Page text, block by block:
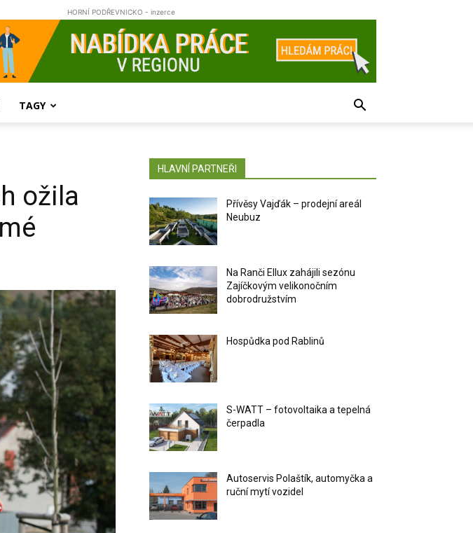
HORNÍ PODŘEVNICKO - inzerce
TAGY
ožila
HLAVNÍ PARTNEŘI
Přívěsy Vajďák – prodejní areál
Neubuz
Na Ranči Ellux zahájili sezónu
Zajíčkovým velikonočním
dobrodružstvím
Hospůdka pod Rablinů
S-WATT – fotovoltaika a tepelná
čerpadla
Autoservis Polaštík, automyčka a
ruční mytí vozidel